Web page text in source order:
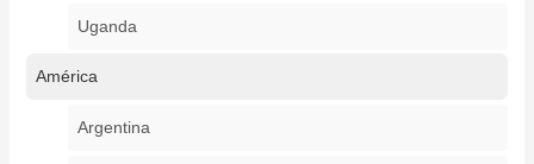
Uganda
América
Argentina